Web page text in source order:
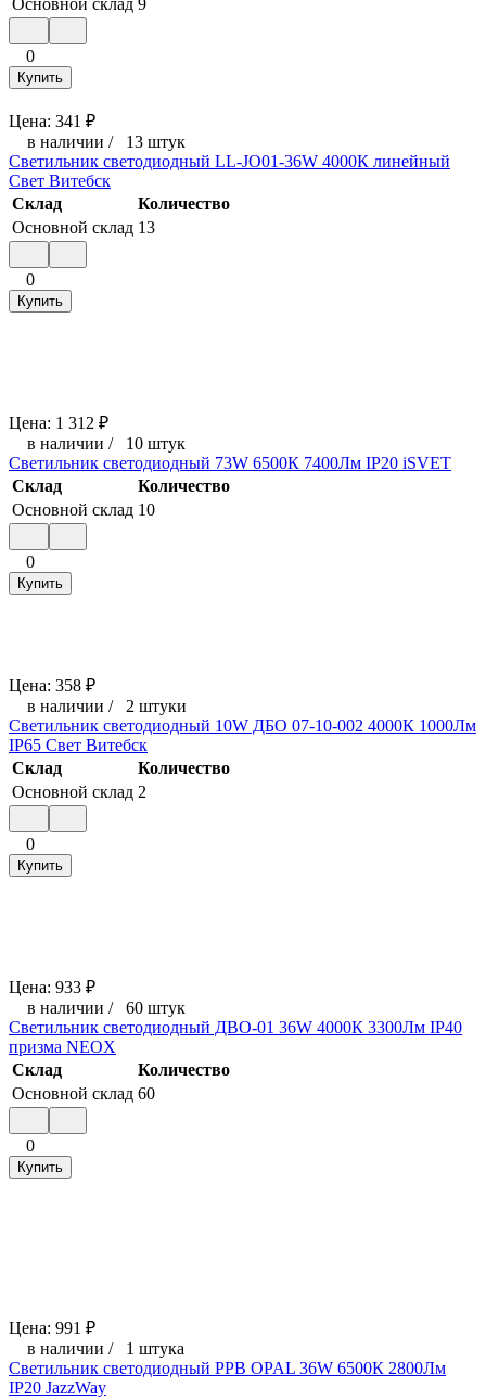
Основной склад 9
0
Купить
Цена: 341 ₽
в наличии / 13 штук
Светильник светодиодный LL-JO01-36W 4000К линейный
Свет Витебск
Склад
Количество
Основной склад 13
0
Купить
Цена: 1 312 ₽
в наличии / 10 штук
Светильник светодиодный 73W 6500К 7400Лм IP20 iSVET
Склад
Количество
Основной склад 10
0
Купить
Цена: 358 ₽
в наличии / 2 штуки
Светильник светодиодный 10W ДБО 07-10-002 4000К 1000Лм
IP65 Свет Витебск
Склад
Количество
Основной склад 2
0
Купить
Цена: 933 ₽
в наличии / 60 штук
Светильник светодиодный ДВО-01 36W 4000К 3300Лм IP40
призма NEOX
Склад
Количество
Основной склад 60
0
Купить
Цена: 991 ₽
в наличии / 1 штука
Светильник светодиодный PPB OPAL 36W 6500К 2800Лм
IP20 JazzWay